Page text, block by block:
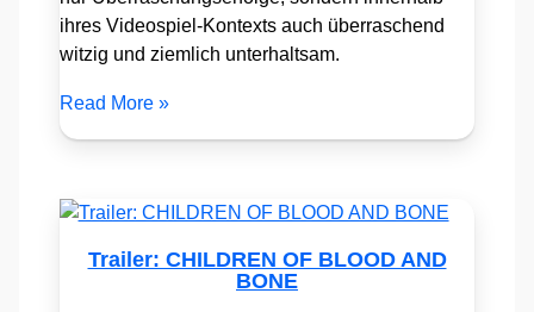
ihres Videospiel-Kontexts auch überraschend
witzig und ziemlich unterhaltsam.
Read More »
Trailer: CHILDREN OF BLOOD AND
BONE